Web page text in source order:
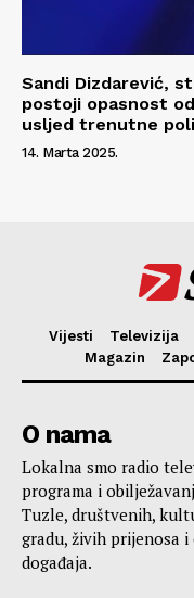
Sandi Dizdarević,
postoji opasnost
usljed trenutne
14. Marta 2025.
Vijesti Televizija
Magazin
O nama
Lokalna smo radio
programa i
Tuzle, društvenih,
gradu, živih prijenosa
događaja.